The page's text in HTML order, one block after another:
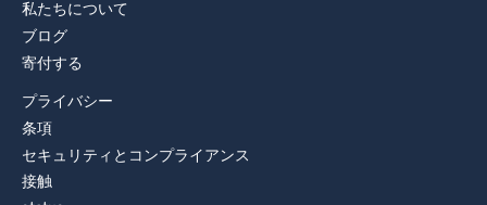
私たちについて
ブログ
寄付する
プライバシー
条項
セキュリティとコンプライアンス
接触